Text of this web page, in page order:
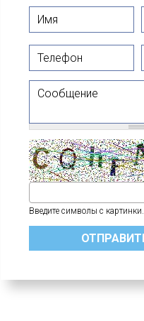
Телефон
Сообщение
Введите символы с картинки.